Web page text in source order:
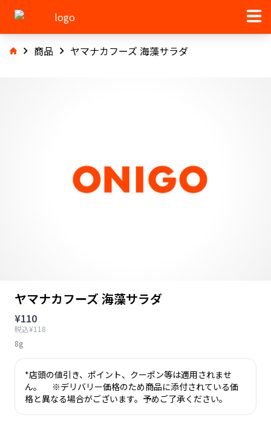
商品 ヤマナカフーズ 海藻サラダ
ヤマナカフーズ 海藻サラダ
¥110
税込¥118
8g
*店頭の値引き、ポイント、クーポン等は適用されませ
ん。 ※デリバリー価格のため商品に添付されている価
格と異なる場合がございます。予めご了承ください。